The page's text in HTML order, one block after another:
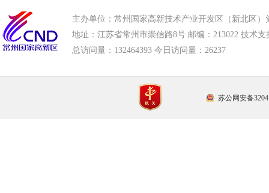
主办单位：常州国家高新技术产业开发区（新北区）
地址：江苏省常州市崇信路8号 邮编：213022 技术支
总访问量： 132464393 今日访问量： 26237
苏公网安备